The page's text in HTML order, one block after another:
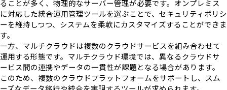
ることが多く、物理的なサーバー管理が必要です。オンプレミス
に対応した統合運用管理ツールを選ぶことで、セキュリティポリシ
ーを維持しつつ、システムを柔軟にカスタマイズすることができま
す。
一方、マルチクラウドは複数のクラウドサービスを組み合わせて
運用する形態です。マルチクラウド環境では、異なるクラウドサ
ービス間の連携やデータの一貫性が課題となる場合があります。
このため、複数のクラウドプラットフォームをサポートし、スム